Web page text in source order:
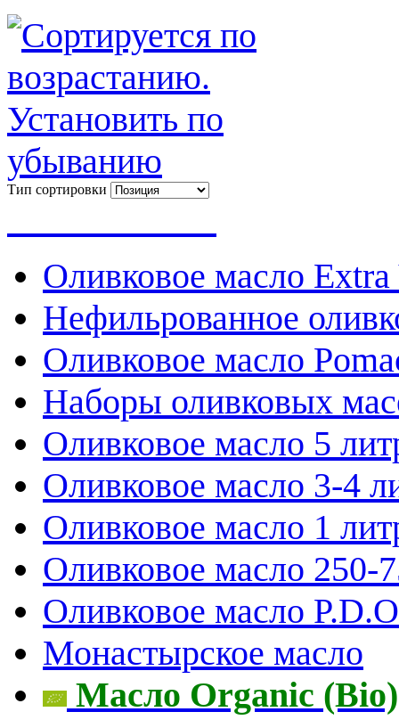
Тип сортировки
Оливковое масло
Нефильрованное
Оливковое масло
Наборы оливковых
Оливковое масло 5
Оливковое масло 3-4
Оливковое масло 1
Оливковое масло 250-
Оливковое масло
Монастырское масло
Масло Organic (Bio)